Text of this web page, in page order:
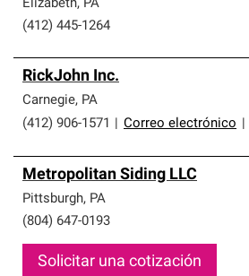
Elizabeth, PA
(412) 445-1264
RickJohn Inc.
Carnegie, PA
(412) 906-1571
Correo electrónico
Metropolitan Siding LLC
Pittsburgh, PA
(804) 647-0193
Solicitar una cotización